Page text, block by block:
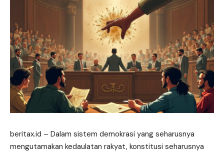
beritax.id – Dalam sistem demokrasi yang seharusnya
mengutamakan kedaulatan rakyat, konstitusi seharusnya